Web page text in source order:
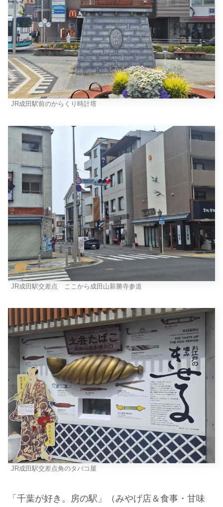
JR成田駅前のからくり時計塔
JR成田駅交差点 ここから成田山新勝寺参道
JR成田駅交差点角のタバコ屋
「千葉が好き。房の駅」（みやげ店＆食事・甘味